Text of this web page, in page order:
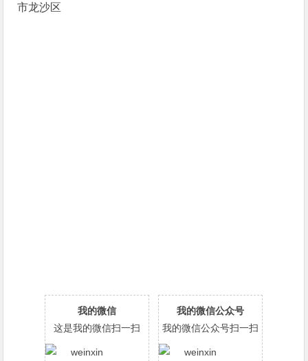
市龙沙区
我的微信
这是我的微信扫一扫
我的微信公众号
我的微信公众号扫一扫